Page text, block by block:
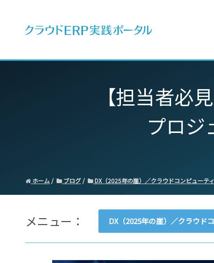
【担当者必
プロジ
ホーム ブログ DX（2025年の崖）／クラウドコンピューテ
メニュー： DX（2025年の崖）／クラウド